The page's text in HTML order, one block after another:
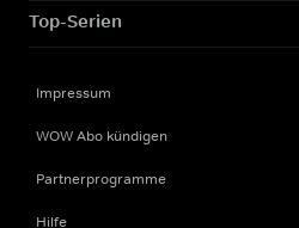
Top-Serien
Impressum
WOW Abo kündigen
Partnerprogramme
Hilfe